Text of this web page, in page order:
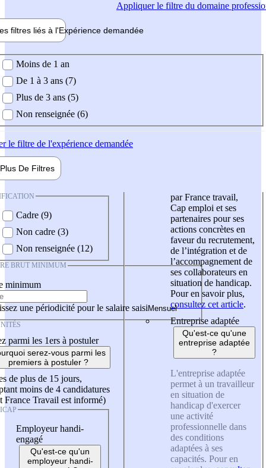
Appliquerle filtre du domaine
filtres liés à l'Expérience demandée
demandée
Moins de 1 an
De 1 à 3 ans (7)
Plus de 3 ans (5)
Non renseignée (6)
le filtre de l'expérience demandée
Plus De Filtres
Cadre (9)
Non cadre (3)
Non renseignée (12)
BRUT MINIMUM
minimum
une périodicité pour le salaire saisi
parmi les 1ers à postuler
serez-vous parmi les
premiers à postuler ?
de plus de 15 jours,
moins de 4 candidatures
France Travail est informé)
Employeur handi-
engagé
Qu'est-ce qu'un
employeur handi-
par France travail,
Cap emploi et ses
partenaires pour ses
actions concrètes en
faveur du recrutement,
de l’intégration et de
l’accompagnement de
ses collaborateurs en
situation de handicap.
Pour en savoir plus,
consultez cet article.
Entreprise adaptée
Qu'est-ce qu'une
entreprise adaptée
?
L'entreprise adaptée
permet à un travailleur
en situation de
handicap d'exercer
une activité
professionnelle dans
des conditions
adaptées à ses
capacités. Pour en